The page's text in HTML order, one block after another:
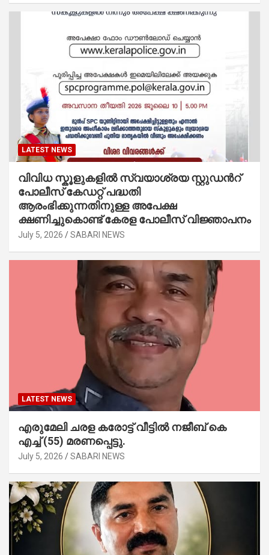
LATEST NEWS
വിവിധ സ്കൂളുകളില്‍ സ്വയാശ്രയ സ്റ്റുഡന്‍റ്
പോലീസ് കേഡറ്റ് പദ്ധതി
ആരംഭിക്കുന്നതിനുള്ള അപേക്ഷ
ക്ഷണിച്ചുകൊണ്ട് കേരള പോലീസ് വിജ്ഞാപനം
July 5, 2026 SABARI NEWS
LATEST NEWS
എരുമേലി ചരള കരോട്ട് വീട്ടിൽ നജീബ് കെ
എച്ച് (55) മരണപ്പെട്ടു.
July 5, 2026 SABARI NEWS